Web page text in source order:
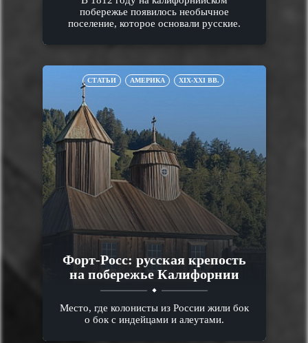
побережье появилось необычное
поселение, которое основали русские.
СТАТЬИ АМЕРИКА XIX-XXI ВВ.
Форт-Росс: русская крепость
на побережье Калифорнии
Место, где колонисты из России жили бок
о бок с индейцами и алеутами.